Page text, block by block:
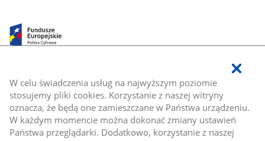
W celu świadczenia usług na najwyższym poziomie
stosujemy pliki cookies. Korzystanie z naszej witryny
oznacza, że będą one zamieszczane w Państwa urządzeniu.
W każdym momencie można dokonać zmiany ustawień
Państwa przeglądarki. Dodatkowo, korzystanie z naszej